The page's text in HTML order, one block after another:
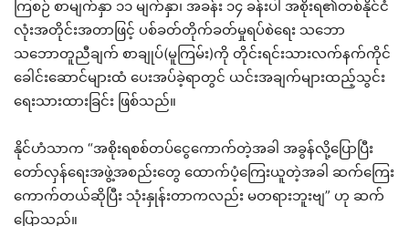
ကြစဉ် စာမျက်နှာ ၁၁ မျက်နှာ၊ အခန်း ၁၄ ခန်းပါ အစိုးရ၏တစ်နိုင်ငံ
လုံးအတိုင်းအတာဖြင့် ပစ်ခတ်တိုက်ခတ်မှုရပ်စဲရေး သဘော
သဘောတူညီချက် စာချုပ်(မူကြမ်း)ကို တိုင်းရင်းသားလက်နက်ကိုင်
ခေါင်းဆောင်များထံ ပေးအပ်ခဲ့ရာတွင် ယင်းအချက်များထည့်သွင်း
ရေးသားထားခြင်း ဖြစ်သည်။
နိုင်ဟံသာက “အစိုးရစစ်တပ်ငွေကောက်တဲ့အခါ အခွန်လို့ပြောပြီး
တော်လှန်ရေးအဖွဲ့အစည်းတွေ ထောက်ပံ့ကြေးယူတဲ့အခါ ဆက်ကြေး
ကောက်တယ်ဆိုပြီး သုံးနှုန်းတာကလည်း မတရားဘူးဗျ” ဟု ဆက်
ပြောသည်။